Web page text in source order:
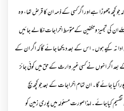
کچھ چھوڑا ہےاور اگر کسی کے ذمہ ان کا قرض تھا، وہ
تجہیز و تکفین کےمتوسط اخراجات نکالے جائیں
نہ کیے ہوں۔ اس کے بعد دیکھا جائے گاکہ اگر ان کے
بعد اگر انہوں نے کسی غیر وارث کے حق میں کوئی جائز
کیا جائے گا۔ ان تمام اخراجات کے بعد جو کچھ بچ
کیاجائے۔لہذا صورت مسئولہ میں پوری زمین کو